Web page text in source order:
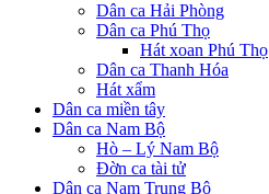
Dân ca Hải Phòng
Dân ca Phú Thọ
Hát xoan Phú Thọ
Dân ca Thanh Hóa
Hát xẩm
Dân ca miền tây
Dân ca Nam Bộ
Hò – Lý Nam Bộ
Đờn ca tài tử
Dân ca Nam Trung Bộ